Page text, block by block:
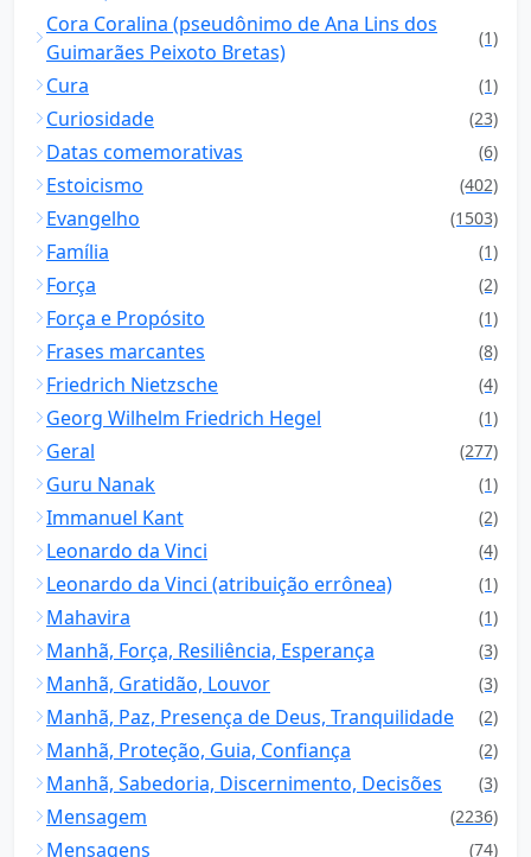
Cora Coralina (pseudônimo de Ana Lins dos
Guimarães Peixoto Bretas)
(1)
Cura (1)
Curiosidade (23)
Datas comemorativas (6)
Estoicismo (402)
Evangelho (1503)
Família (1)
Força (2)
Força e Propósito (1)
Frases marcantes (8)
Friedrich Nietzsche (4)
Georg Wilhelm Friedrich Hegel (1)
Geral (277)
Guru Nanak (1)
Immanuel Kant (2)
Leonardo da Vinci (4)
Leonardo da Vinci (atribuição errônea) (1)
Mahavira (1)
Manhã, Força, Resiliência, Esperança (3)
Manhã, Gratidão, Louvor (3)
Manhã, Paz, Presença de Deus, Tranquilidade (2)
Manhã, Proteção, Guia, Confiança (2)
Manhã, Sabedoria, Discernimento, Decisões (3)
Mensagem (2236)
Mensagens (74)